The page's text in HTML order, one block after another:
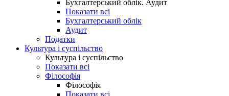
Бухгалтерський облік. Аудит
Показати всі
Бухгалтерський облік
Аудит
Податки
Культура і суспільство
Культура і суспільство
Показати всі
Філософія
Філософія
Показати всі